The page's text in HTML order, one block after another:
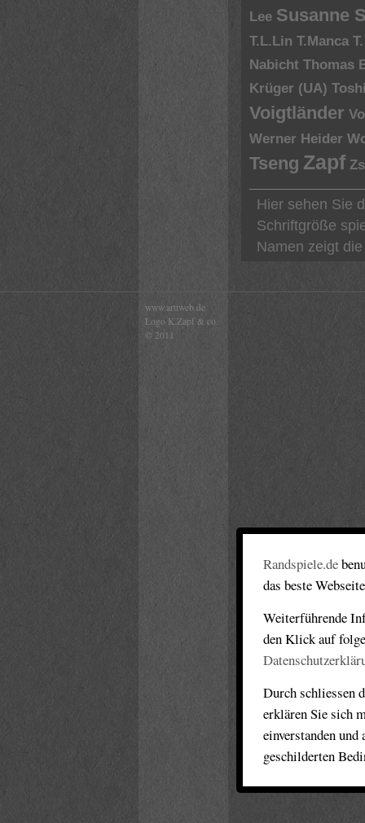
Lee Susanne
T.L.Lin T.Manca
Nabicht Thomas
Krüger (UA)
Voigtländer
Werner Heider
Tseng Zapf
Hier sehen Sie
Schriftgröße
Namen zeigt
www.arttweb.de
Logo K.Zapf & co.
© 2011
Randspiele.de
das beste
Weiterführende
den Klick auf
Durch schliessen
erklären Sie sich
einverstanden
geschilderten